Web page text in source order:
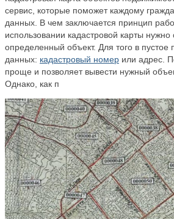
сервис, которые поможет каждому
данных. В чем заключается принцип
использовании кадастровой карты нужно
определенный объект. Для того в пустое
данных: кадастровый номер или адрес.
проще и позволяет вывести нужный
Однако, как п